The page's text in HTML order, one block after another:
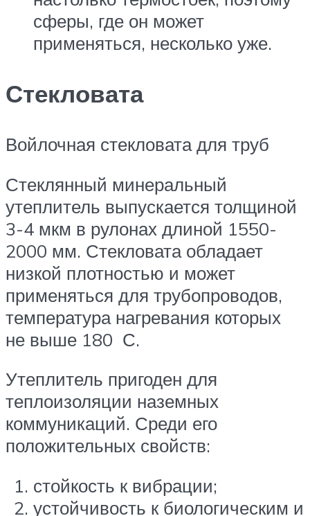
сферы, где он может
применяться, несколько уже.
Стекловата
Войлочная стекловата для труб
Стеклянный минеральный
утеплитель выпускается толщиной
3-4 мкм в рулонах длиной 1550-
2000 мм. Стекловата обладает
низкой плотностью и может
применяться для трубопроводов,
температура нагревания которых
не выше 180 С.
Утеплитель пригоден для
теплоизоляции наземных
коммуникаций. Среди его
положительных свойств:
стойкость к вибрации;
устойчивость к биологическим и